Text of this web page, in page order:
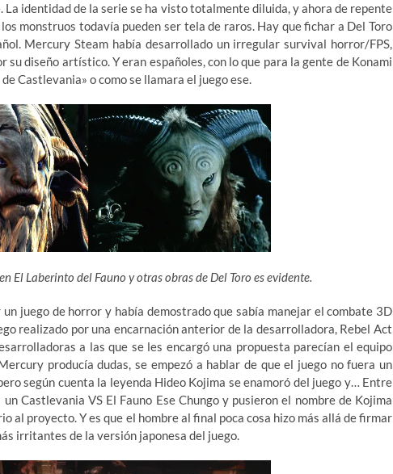
La identidad de la serie se ha visto totalmente diluida, y ahora de repente
monstruos todavía pueden ser tela de raros. Hay que fichar a Del Toro
Mercury Steam había desarrollado un irregular survival horror/FPS,
su diseño artístico. Y eran españoles, con lo que para la gente de Konami
Castlevania» o como se llamara el juego ese.
El Laberinto del Fauno y otras obras de Del Toro es evidente.
juego de horror y había demostrado que sabía manejar el combate 3D
realizado por una encarnación anterior de la desarrolladora, Rebel Act
a las que se les encargó una propuesta parecían el equipo
producía dudas, se empezó a hablar de que el juego no fuera un
según cuenta la leyenda Hideo Kojima se enamoró del juego y… Entre
Castlevania VS El Fauno Ese Chungo y pusieron el nombre de Kojima
al proyecto. Y es que el hombre al final poca cosa hizo más allá de firmar
irritantes de la versión japonesa del juego.